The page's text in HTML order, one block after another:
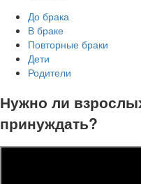
До брака
В браке
Повторные браки
Дети
Родители
Нужно ли
принуждать?